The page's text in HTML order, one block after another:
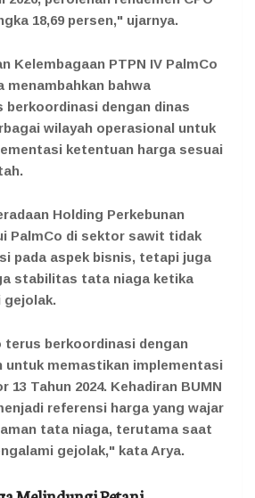
18,69 persen," ujarnya.
Kelembagaan PTPN IV PalmCo
menambahkan bahwa
berkoordinasi dengan dinas
wilayah operasional untuk
ketentuan harga sesuai
Holding Perkebunan
PalmCo di sektor sawit tidak
pada aspek bisnis, tetapi juga
stabilitas tata niaga ketika
gejolak.
terus berkoordinasi dengan
untuk memastikan implementasi
13 Tahun 2024. Kehadiran BUMN
referensi harga yang wajar
tata niaga, terutama saat
gejolak," kata Arya.